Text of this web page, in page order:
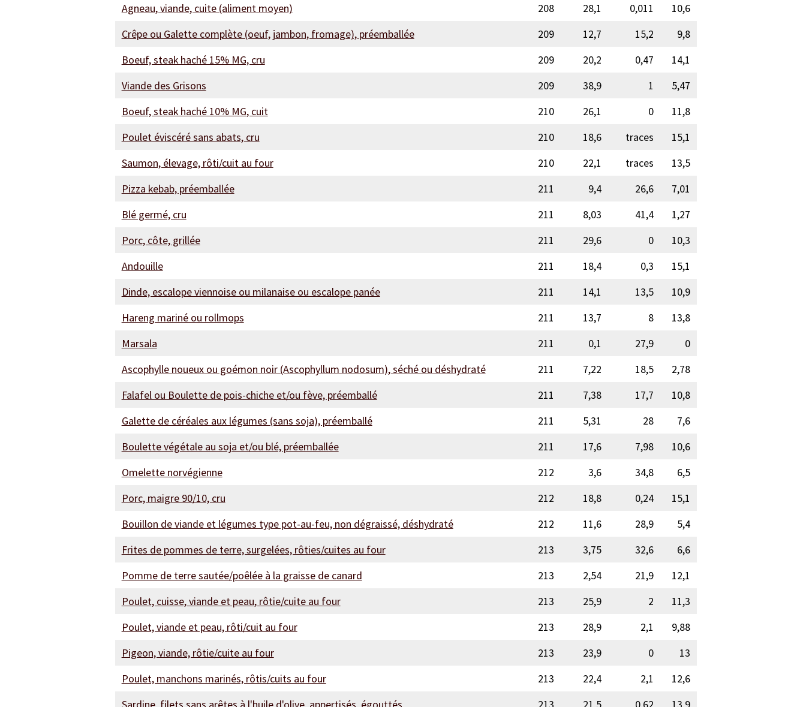
Agneau, viande, cuite (aliment moyen)
208 28,1 0,011
10,6
Crêpe ou Galette complète (oeuf, jambon, fromage), préemballée
209 12,7 15,2
9,8
Boeuf, steak haché 15% MG, cru
209 20,2 0,47
14,1
Viande des Grisons
209 38,9 1
5,47
Boeuf, steak haché 10% MG, cuit
210 26,1 0
11,8
Poulet éviscéré sans abats, cru
210 18,6 traces
15,1
Saumon, élevage, rôti/cuit au four
210 22,1 traces
13,5
Pizza kebab, préemballée
211 9,4 26,6
7,01
Blé germé, cru
211 8,03 41,4
1,27
Porc, côte, grillée
211 29,6 0
10,3
Andouille
211 18,4 0,3
15,1
Dinde, escalope viennoise ou milanaise ou escalope panée
211 14,1 13,5
10,9
Hareng mariné ou rollmops
211 13,7 8
13,8
Marsala
211 0,1 27,9
0
Ascophylle noueux ou goémon noir (Ascophyllum nodosum), séché ou déshydraté
211 7,22 18,5
2,78
Falafel ou Boulette de pois-chiche et/ou fève, préemballé
211 7,38 17,7
10,8
Galette de céréales aux légumes (sans soja), préemballé
211 5,31 28
7,6
Boulette végétale au soja et/ou blé, préemballée
211 17,6 7,98
10,6
Omelette norvégienne
212 3,6 34,8
6,5
Porc, maigre 90/10, cru
212 18,8 0,24
15,1
Bouillon de viande et légumes type pot-au-feu, non dégraissé, déshydraté
212 11,6 28,9
5,4
Frites de pommes de terre, surgelées, rôties/cuites au four
213 3,75 32,6
6,6
Pomme de terre sautée/poêlée à la graisse de canard
213 2,54 21,9
12,1
Poulet, cuisse, viande et peau, rôtie/cuite au four
213 25,9 2
11,3
Poulet, viande et peau, rôti/cuit au four
213 28,9 2,1
9,88
Pigeon, viande, rôtie/cuite au four
213 23,9 0
13
Poulet, manchons marinés, rôtis/cuits au four
213 22,4 2,1
12,6
Sardine, filets sans arêtes à l'huile d'olive, appertisés, égouttés
213 21,5 0,62 13,9